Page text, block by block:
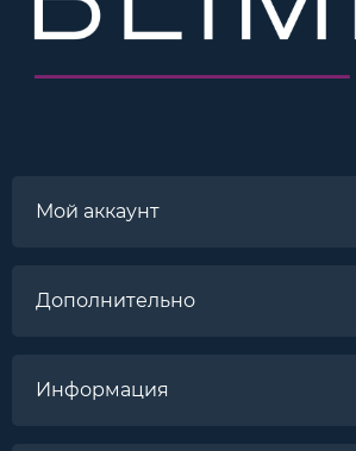
Мой аккаунт
Дополнительно
Информация